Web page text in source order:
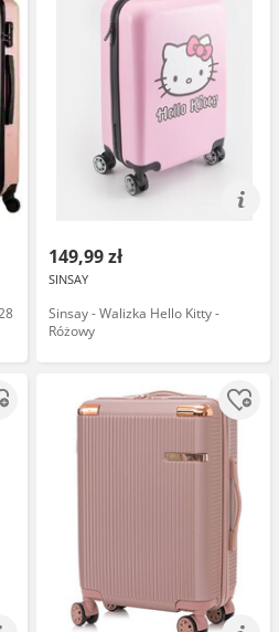
149,99 zł
SINSAY
Sinsay - Walizka Hello Kitty -
Różowy